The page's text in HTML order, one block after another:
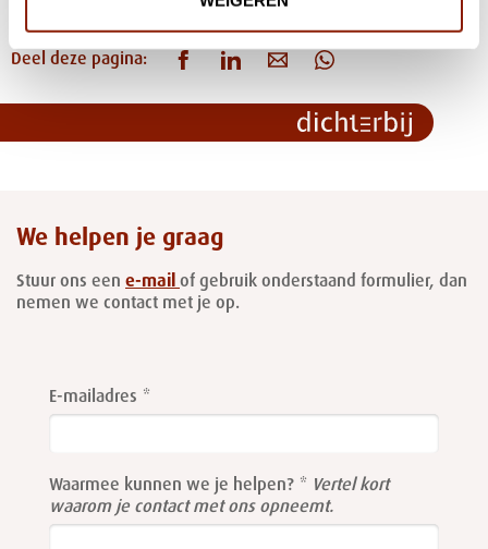
Deel deze pagina:
We helpen je graag
Stuur ons een e-mail of gebruik onderstaand formulier, dan
nemen we contact met je op.
this
field
E-mailadres
Waarmee kunnen we je helpen?
Vertel kort
waarom je contact met ons opneemt.